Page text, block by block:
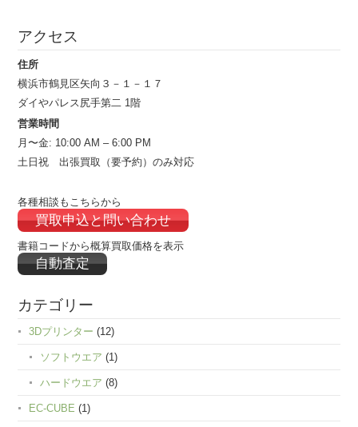
アクセス
住所
横浜市鶴見区矢向３－１－１７
ダイやパレス尻手第二 1階
営業時間
月〜金: 10:00 AM – 6:00 PM
土日祝 出張買取（要予約）のみ対応
各種相談もこちらから
買取申込と問い合わせ
書籍コードから概算買取価格を表示
自動査定
カテゴリー
3Dプリンター (12)
ソフトウエア (1)
ハードウエア (8)
EC-CUBE (1)